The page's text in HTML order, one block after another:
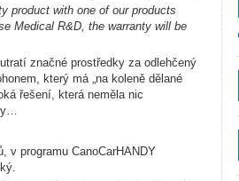
product with one of our products
Medical R&D, the warranty will be
značné prostředky za odlehčený
který má „na koleně dělané
řešení, která neměla nic
v programu CanoCarHANDY